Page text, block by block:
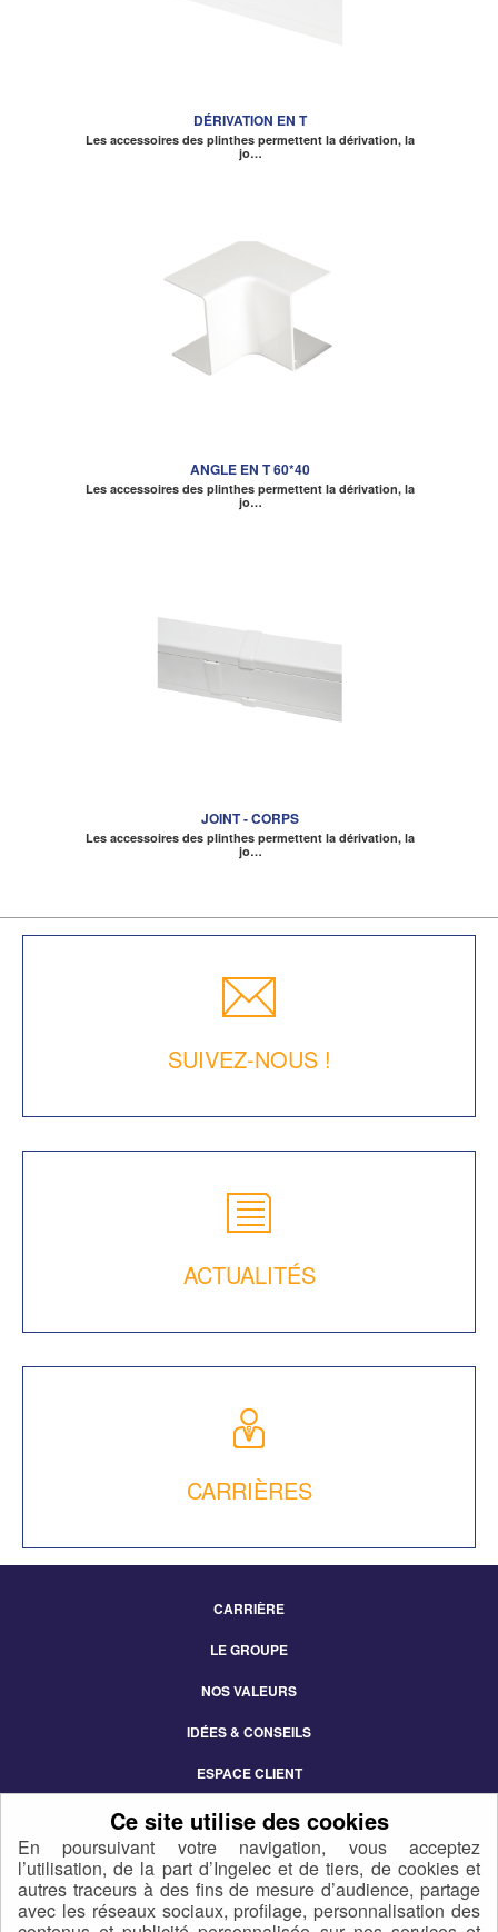
En poursuivant votre navigation, vous acceptez
l’utilisation, de la part d’Ingelec et de tiers, de cookies et
autres traceurs à des fins de mesure d’audience, partage
avec les réseaux sociaux, profilage, personnalisation des
DÉRIVATION EN T
Les accessoires des plinthes permettent la dérivation, la
jo…
ANGLE EN T 60*40
Les accessoires des plinthes permettent la dérivation, la
jo…
JOINT - CORPS
Les accessoires des plinthes permettent la dérivation, la
jo…
SUIVEZ-NOUS !
ACTUALITÉS
CARRIÈRES
CARRIÈRE
LE GROUPE
NOS VALEURS
IDÉES & CONSEILS
ESPACE CLIENT
CONTACT